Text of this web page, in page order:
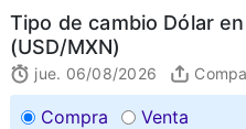
Tipo de cambio Dólar
(USD/MXN)
jue. 06/08/2026
Compra
Venta